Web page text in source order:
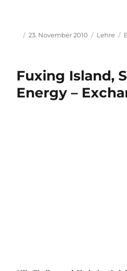
Nils Fiedler und Christian Lelek